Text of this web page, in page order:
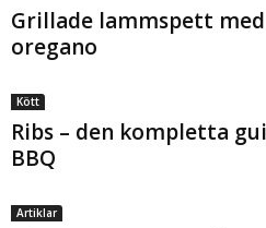
Grillade lammspett
oregano
Kött
Ribs – den kompletta
BBQ
Artiklar